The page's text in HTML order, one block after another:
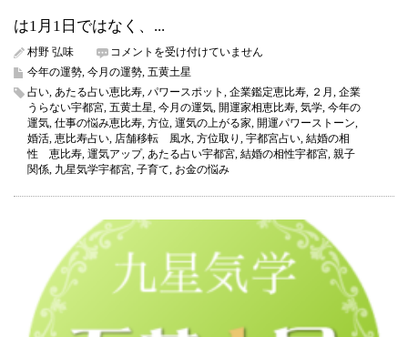
は1月1日ではなく、...
村野 弘味
五
黄
星
2026
年
2
月
の
（今
月
の
運
気）
は
コメントを受け付けていません
今年の運勢, 今月の運勢, 五黄土星
占い, あたる占い恵比寿, パワースポット , 企業鑑定恵比寿, ２月 , 企業
うらない宇都宮, 五黄土星, 今月の運気, 開運家相恵比寿, 気学, 今年の
運気, 仕事の悩み恵比寿, 方位, 運気の上がる家, 開運パワーストーン,
婚活, 恵比寿占い, 店舗移転 風水, 方位取り , 宇都宮占い, 結婚の相
性 恵比寿, 運気アップ, あたる占い宇都宮, 結婚の相性宇都宮, 親子
関係, 九星気学宇都宮, 子育て, お金の悩み